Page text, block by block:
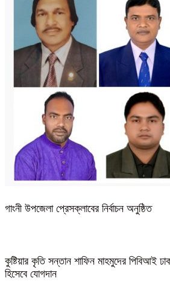
গাংনী উপজেলা প্রেসক্লাবের নির্বাচন অনুষ্ঠিত
কুষ্টিয়ার কৃতি সন্তান শাফিন মাহমুদের পিবিআই
হিসেবে যোগদান